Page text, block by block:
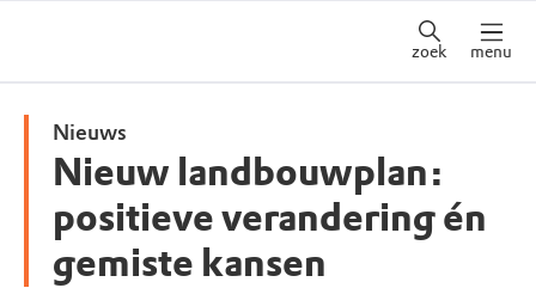
zoek menu
Nieuws
Nieuw landbouwplan:
positieve verandering én
gemiste kansen